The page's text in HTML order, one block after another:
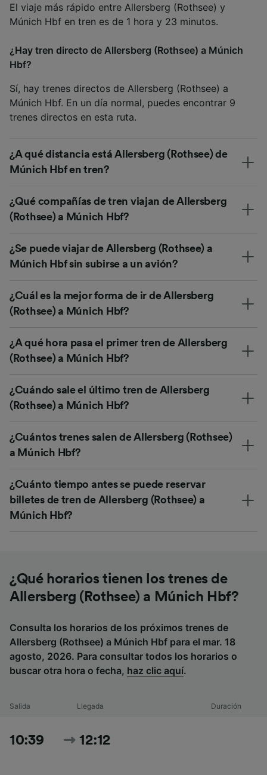
El viaje más rápido entre Allersberg (Rothsee) y
Múnich Hbf en tren es de 1 hora y 23 minutos.
¿Hay tren directo de Allersberg (Rothsee) a Múnich
Hbf?
Sí, hay trenes directos de Allersberg (Rothsee) a
Múnich Hbf. En un día normal, puedes encontrar 9
trenes directos en esta ruta.
¿A qué distancia está Allersberg (Rothsee) de
Múnich Hbf en tren?
¿Qué compañías de tren viajan de Allersberg
(Rothsee) a Múnich Hbf?
¿Se puede viajar de Allersberg (Rothsee) a
Múnich Hbf sin subirse a un avión?
¿Cuál es la mejor forma de ir de Allersberg
(Rothsee) a Múnich Hbf?
¿A qué hora pasa el primer tren de Allersberg
(Rothsee) a Múnich Hbf?
¿Cuándo sale el último tren de Allersberg
(Rothsee) a Múnich Hbf?
¿Cuántos trenes salen de Allersberg (Rothsee)
a Múnich Hbf?
¿Cuánto tiempo antes se puede reservar
billetes de tren de Allersberg (Rothsee) a
Múnich Hbf?
¿Qué horarios tienen los trenes de
Allersberg (Rothsee) a Múnich Hbf?
Consulta los horarios de los próximos trenes de
Allersberg (Rothsee) a Múnich Hbf para el mar. 18
agosto, 2026. Para consultar todos los horarios o
buscar otra hora o fecha, haz clic aquí.
Salida Llegada Duración
10:39 12:12